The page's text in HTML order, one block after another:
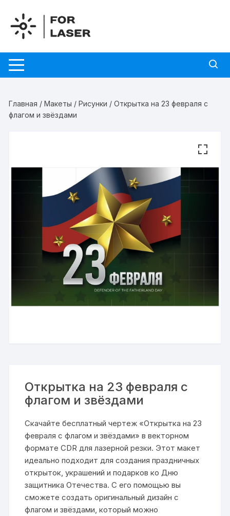
содержимому
Главная /Макеты /Рисунки / Открытка на 23 февраля с
флагом и звёздами
Открытка на 23 февраля с
флагом и звёздами
Скачайте бесплатный чертеж «Открытка на 23
февраля с флагом и звёздами» в векторном
формате CDR для лазерной резки. Этот макет
идеально подходит для создания праздничных
открыток, украшений и подарков ко Дню
защитника Отечества. С его помощью вы
сможете создать оригинальный дизайн с
флагом и звёздами, который можно